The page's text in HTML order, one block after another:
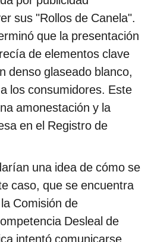
sus "Rollos de Canela".
que la presentación
de elementos clave
denso glaseado blanco,
los consumidores. Este
amonestación y la
en el Registro de
una idea de cómo se
caso, que se encuentra
Comisión de
Desleal de
intentó comunicarse